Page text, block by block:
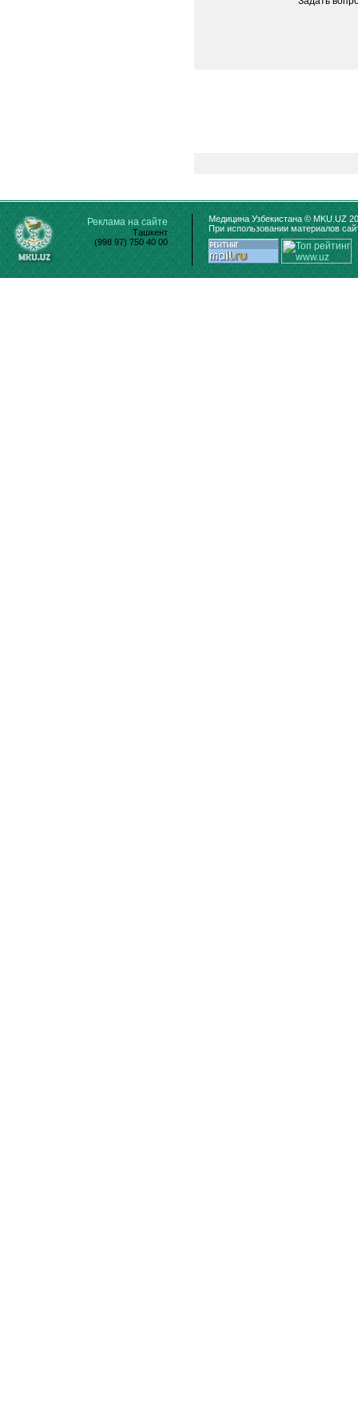
Реклама на сайте
Ташкент
(998 97) 750 40 00
Медицина Узбекистана © MKU.UZ
При использовании материалов